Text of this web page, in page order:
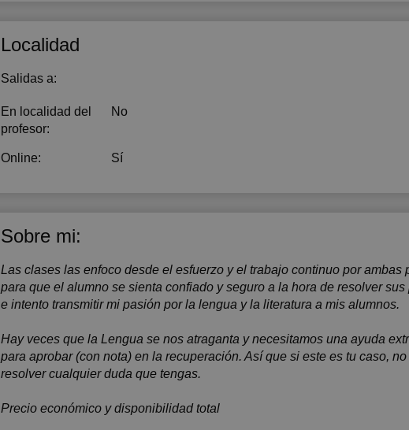
Localidad
Salidas a:
En localidad del
profesor:
No
Online: Sí
Sobre mi:
Las clases las enfoco desde el esfuerzo y el trabajo continuo por
para que el alumno se sienta confiado y seguro a la hora de resolver
e intento transmitir mi pasión por la lengua y la literatura a mis alumnos.
Hay veces que la Lengua se nos atraganta y necesitamos una ayuda
para aprobar (con nota) en la recuperación. Así que si este es tu caso,
resolver cualquier duda que tengas.
Precio económico y disponibilidad total